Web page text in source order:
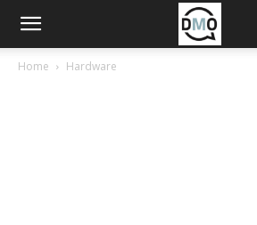
Home Hardware